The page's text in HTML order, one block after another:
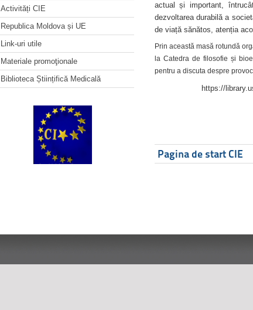
Activități CIE
Republica Moldova și UE
Link-uri utile
Materiale promoţionale
Biblioteca Științifică Medicală
actual și important,
dezvoltarea durabilă a
de viață sănătos, atenția
Prin această masă rotundă
la Catedra de filosofie și
pentru a discuta despre
https://
Pagina de start CIE